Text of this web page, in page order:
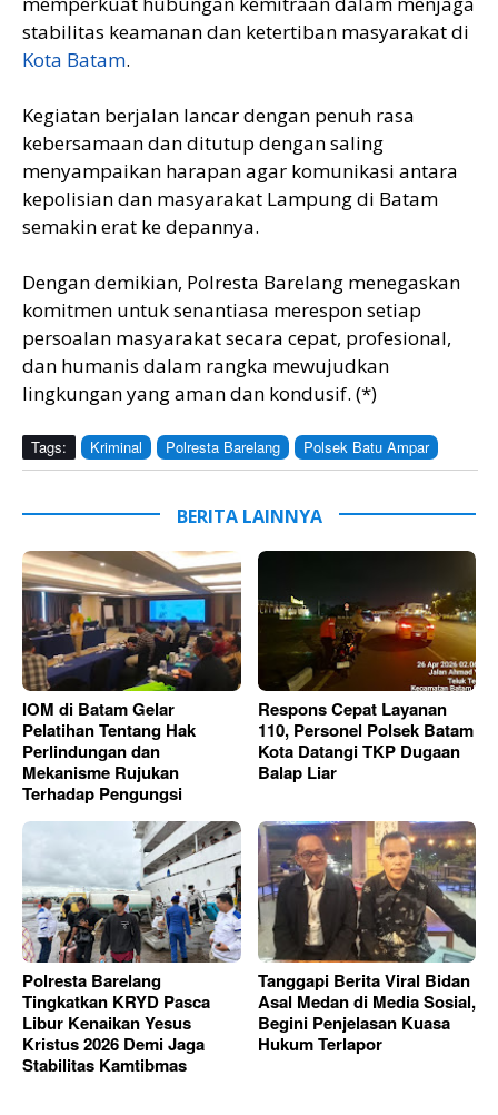
stabilitas keamanan dan ketertiban masyarakat di
Kota Batam.
Kegiatan berjalan lancar dengan penuh rasa
kebersamaan dan ditutup dengan saling
menyampaikan harapan agar komunikasi antara
kepolisian dan masyarakat Lampung di Batam
semakin erat ke depannya.
Dengan demikian, Polresta Barelang menegaskan
komitmen untuk senantiasa merespon setiap
persoalan masyarakat secara cepat, profesional,
dan humanis dalam rangka mewujudkan
lingkungan yang aman dan kondusif. (*)
Tags: Kriminal Polresta Barelang Polsek Batu Ampar
BERITA LAINNYA
IOM di Batam Gelar
Pelatihan Tentang Hak
Perlindungan dan
Mekanisme Rujukan
Terhadap Pengungsi
Respons Cepat Layanan
110, Personel Polsek Batam
Kota Datangi TKP Dugaan
Balap Liar
Polresta Barelang
Tingkatkan KRYD Pasca
Libur Kenaikan Yesus
Kristus 2026 Demi Jaga
Stabilitas Kamtibmas
Tanggapi Berita Viral Bidan
Asal Medan di Media Sosial,
Begini Penjelasan Kuasa
Hukum Terlapor